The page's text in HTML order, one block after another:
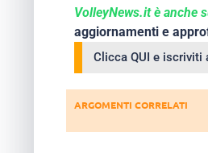
VolleyNews.it è anche
aggiornamenti e
Clicca QUI e iscriviti
ARGOMENTI CORRELATI